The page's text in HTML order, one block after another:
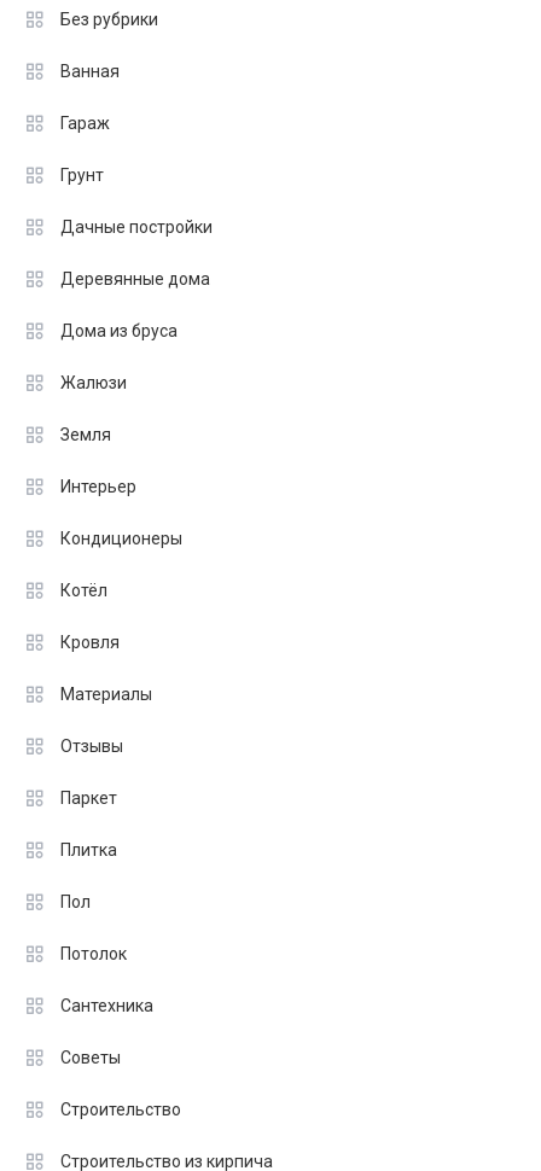
Без рубрики
Ванная
Гараж
Грунт
Дачные постройки
Деревянные дома
Дома из бруса
Жалюзи
Земля
Интерьер
Кондиционеры
Котёл
Кровля
Материалы
Отзывы
Паркет
Плитка
Пол
Потолок
Сантехника
Советы
Строительство
Строительство из кирпича